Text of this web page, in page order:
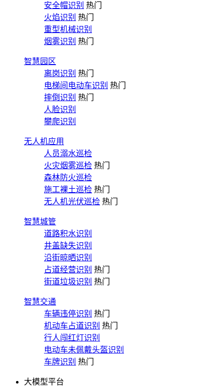
安全帽识别 热门
火焰识别 热门
重型机械识别
烟雾识别 热门
智慧园区
离岗识别 热门
电梯间电动车识别 热门
摔倒识别 热门
人脸识别
攀爬识别
无人机应用
人员溺水巡检
火灾烟雾巡检 热门
森林防火巡检
施工裸土巡检 热门
无人机光伏巡检 热门
智慧城管
道路积水识别
井盖缺失识别
沿街晾晒识别
占道经营识别 热门
街道垃圾识别 热门
智慧交通
车辆违停识别 热门
机动车占道识别 热门
行人闯红灯识别
电动车未佩戴头盔识别
车牌识别 热门
大模型平台